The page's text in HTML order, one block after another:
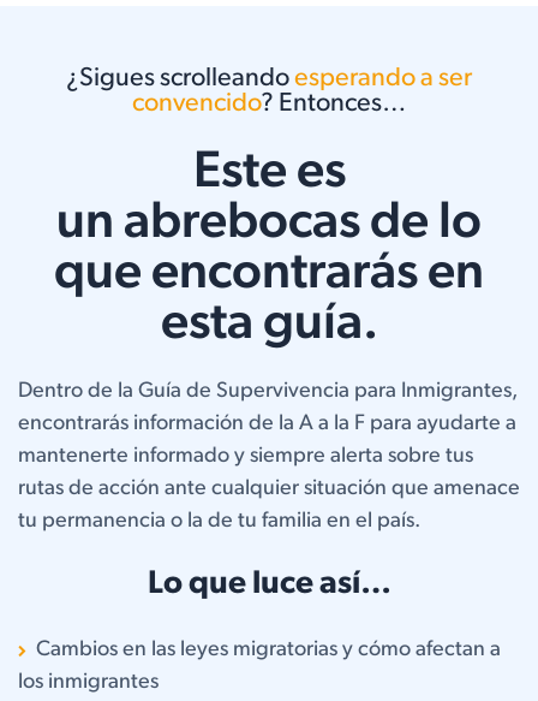
¿Sigues scrolleandoesperando a ser
convencido? Entonces…
Este es
un abrebocas de lo
que encontrarás en
esta guía.
Dentro de la Guía de Supervivencia para Inmigrantes,
encontrarás información de la A a la F para ayudarte a
mantenerte informado y siempre alerta sobre tus
rutas de acción ante cualquier situación que amenace
tu permanencia o la de tu familia en el país.
Lo que luce así…
Cambios en las leyes migratorias y cómo afectan a
los inmigrantes